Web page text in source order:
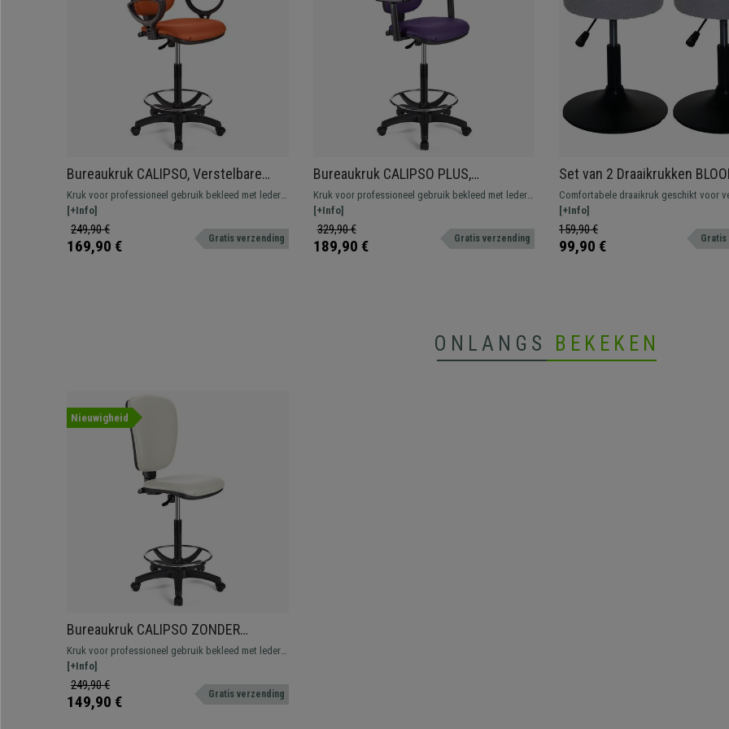
Bureaukruk CALIPSO, Verstelbare
Rugleuning, Dikke Vulling, in Oranje
Leder
Kruk voor professioneel gebruik bekleed met leder.
Verstelbaar, met voetsteun, resistent en
comfortabel.
[+Info]
249,90 €
169,90 € Gratis verzending
Bureaukruk CALIPSO PLUS,
Verstelbare Rugleuning, Dikke Vulling,
in Paars Leder
Kruk voor professioneel gebruik bekleed met leder.
Verstelbaar, met voetsteun, resistent en
comfortabel.
[+Info]
329,90 €
189,90 € Gratis verzending
Set van 2 Draaikrukken
Draaibaar met Zwarte Ronde
Stof, Grijs
Comfortabele draaikruk geschikt voor
werkomgevingen. In hoogte verstelbaar,
draaibare zitting en bekleed met
[+Info]
159,90 €
99,90 € Gratis
ONLANGS BEKEKEN
Nieuwigheid
Bureaukruk CALIPSO ZONDER
ARMLEUNINGEN, Verstelbare
Rugleuning, Dikke Vulling, in Wit Leder
Kruk voor professioneel gebruik bekleed met leder.
Verstelbaar, met voetsteun, resistent en
comfortabel.
[+Info]
249,90 €
149,90 € Gratis verzending